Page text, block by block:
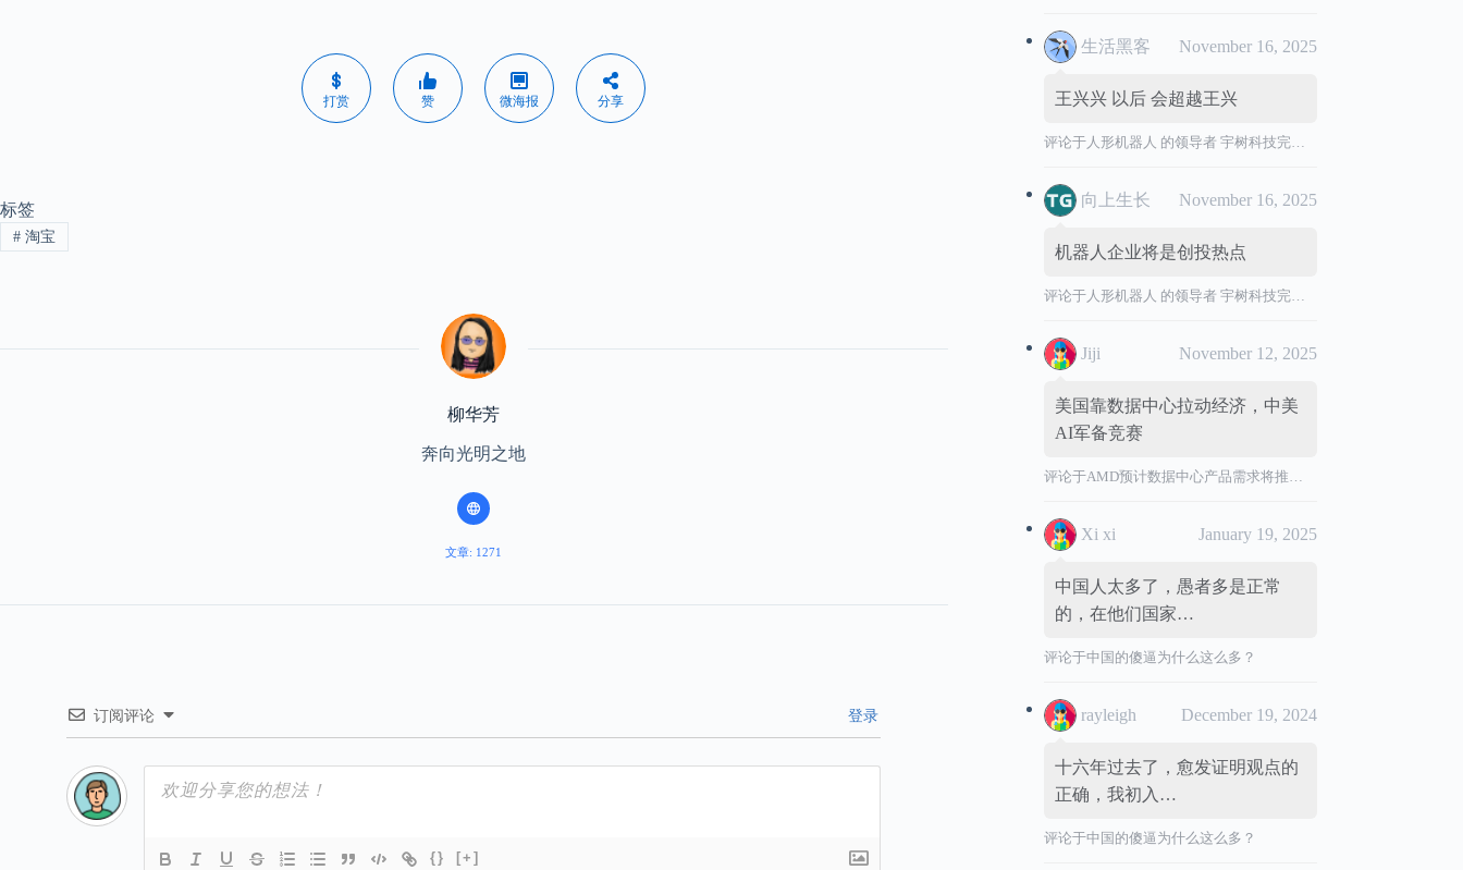
打赏 赞 微海报 分享
标签
#淘宝
柳华芳
奔向光明之地
文章: 1271
订阅评论 登录
{} [+]
生活黑客 November 16, 2025
王兴兴 以后 会超越王兴
评论于人形机器人 的领导者 宇树科技完成 IPO 辅导，拟境内首次公开发行股票并上市。
向上生长 November 16, 2025
机器人企业将是创投热点
评论于人形机器人 的领导者 宇树科技完成 IPO 辅导，拟境内首次公开发行股票并上市。
Jiji November 12, 2025
美国靠数据中心拉动经济，中美
AI军备竞赛
评论于AMD预计数据中心产品需求将推动营收加速增长
Xi xi January 19, 2025
中国人太多了，愚者多是正常
的，在他们国家…
评论于中国的傻逼为什么这么多？
rayleigh December 19, 2024
十六年过去了，愈发证明观点的
正确，我初入…
评论于中国的傻逼为什么这么多？